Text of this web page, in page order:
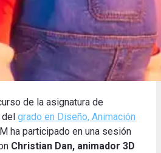
de la asignatura de
grado en Diseño, Animación
ha participado en una sesión
Christian Dan, animador 3D